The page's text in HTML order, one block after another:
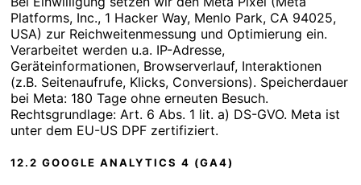
Platforms, Inc., 1 Hacker Way, Menlo Park, CA 94025,
USA) zur Reichweitenmessung und Optimierung ein.
Verarbeitet werden u.a. IP-Adresse,
Geräteinformationen, Browserverlauf, Interaktionen
(z.B. Seitenaufrufe, Klicks, Conversions). Speicherdauer
bei Meta: 180 Tage ohne erneuten Besuch.
Rechtsgrundlage: Art. 6 Abs. 1 lit. a) DS-GVO. Meta ist
unter dem EU-US DPF zertifiziert.
12.2 GOOGLE ANALYTICS 4 (GA4)